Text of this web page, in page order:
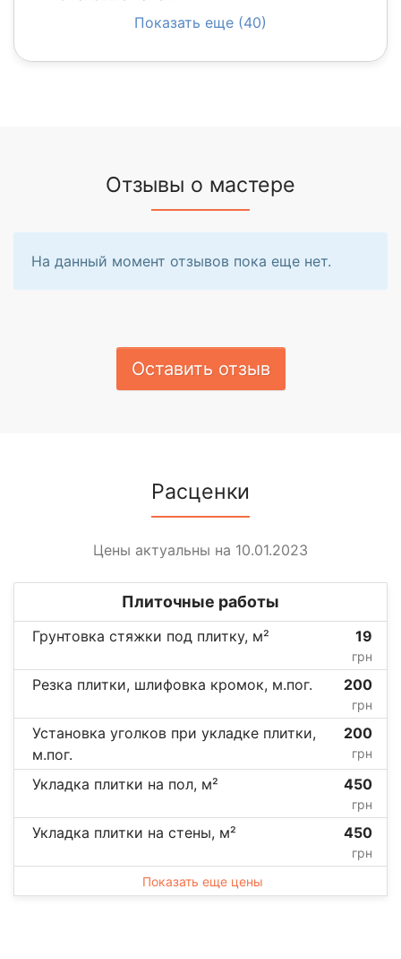
Показать еще (40)
Отзывы о мастере
На данный момент отзывов пока еще нет.
Оставить отзыв
Расценки
Цены актуальны на 10.01.2023
Плиточные работы
Грунтовка стяжки под плитку, м² 19
грн
Резка плитки, шлифовка кромок, м.пог. 200
грн
Установка уголков при укладке плитки,
м.пог.
200
грн
Укладка плитки на пол, м² 450
грн
Укладка плитки на стены, м² 450
грн
Показать еще цены